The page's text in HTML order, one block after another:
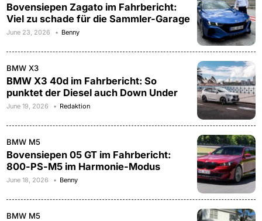
Bovensiepen Zagato im Fahrbericht:
Viel zu schade für die Sammler-Garage
June 23, 2026 Benny
BMW X3
BMW X3 40d im Fahrbericht: So
punktet der Diesel auch Down Under
June 19, 2026 Redaktion
BMW M5
Bovensiepen 05 GT im Fahrbericht:
800-PS-M5 im Harmonie-Modus
June 18, 2026 Benny
BMW M5